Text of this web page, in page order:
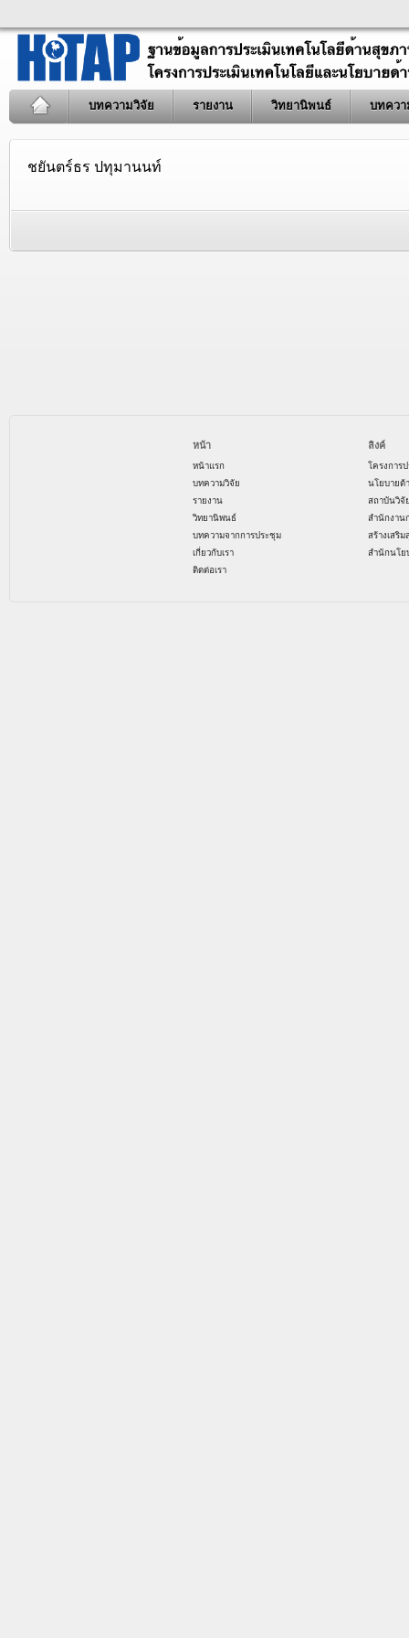
บทความวิจัย รายงาน วิทยานิพนธ์ บทควา
ชยันตร์ธร ปทุมานนท์
หน้า
หน้าแรก
บทความวิจัย
รายงาน
วิทยานิพนธ์
บทความจากการประชุม
เกี่ยวกับเรา
ติดต่อเรา
ลิงค์
โครงการ
นโยบายด้
สถาบันวิจั
สำนักงาน
สร้างเสริ
สำนักนโย